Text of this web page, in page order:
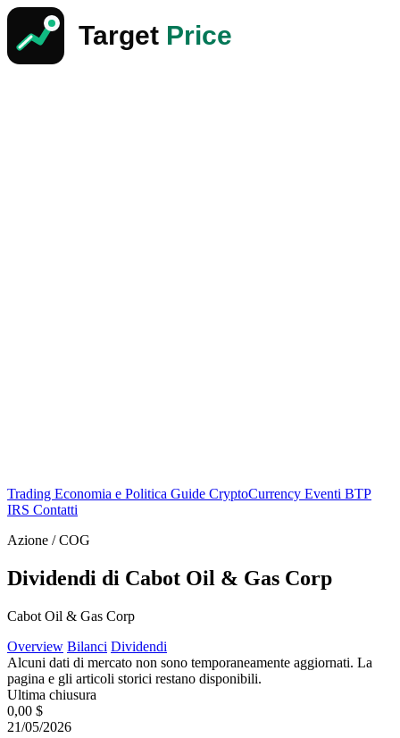
Trading Economia e Politica Guide CryptoCurrency Eventi BTP
IRS Contatti
Azione / COG
Dividendi di Cabot Oil & Gas Corp
Cabot Oil & Gas Corp
Overview Bilanci Dividendi
Alcuni dati di mercato non sono temporaneamente aggiornati. La
pagina e gli articoli storici restano disponibili.
Ultima chiusura
0,00 $
21/05/2026